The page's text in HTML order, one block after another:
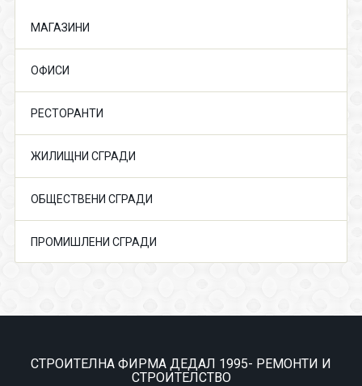
МАГАЗИНИ
ОФИСИ
РЕСТОРАНТИ
ЖИЛИЩНИ СГРАДИ
ОБЩЕСТВЕНИ СГРАДИ
ПРОМИШЛЕНИ СГРАДИ
СТРОИТЕЛНА ФИРМА ДЕДАЛ 1995- РЕМОНТИ И
СТРОИТЕЛСТВО